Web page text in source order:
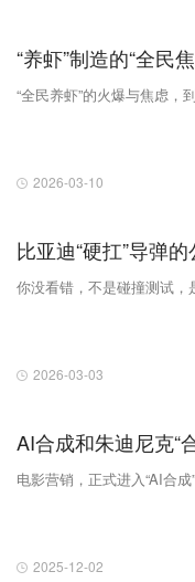
“养虾”制造的“全民
“全民养虾”的火爆与焦虑，
2026-03-10
比亚迪“硬扛”导弹
你没看错，不是碰撞测试
2026-03-03
AI合成和朱迪尼克“
电影营销，正式进入“AI合
2025-12-02